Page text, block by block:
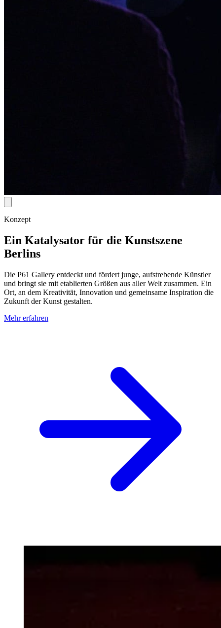
Konzept
Ein Katalysator für die Kunstszene
Berlins
Die P61 Gallery entdeckt und fördert junge, aufstrebende Künstler
und bringt sie mit etablierten Größen aus aller Welt zusammen. Ein
Ort, an dem Kreativität, Innovation und gemeinsame Inspiration die
Zukunft der Kunst gestalten.
Mehr erfahren